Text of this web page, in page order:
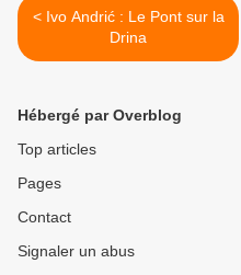
< Ivo Andrić : Le Pont sur la
Drina
Hébergé par Overblog
Top articles
Pages
Contact
Signaler un abus